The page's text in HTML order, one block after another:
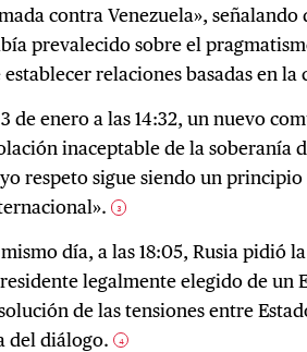
contra Venezuela»,
prevalecido sobre el
establecer relaciones basadas en
de enero a las 14:32, un nuevo
inaceptable de la soberanía
respeto sigue siendo un
3
día, a las 18:05, Rusia pidió
legalmente elegido de un
de las tensiones entre
del diálogo.
4